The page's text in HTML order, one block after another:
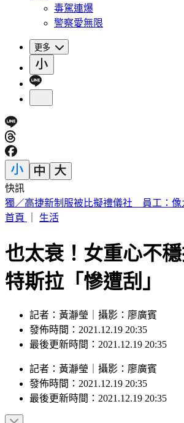
毒駕連爆
警察愛無限
更多
快訊
富婆砸錢當女主「強加60場吻戲」 男星
伸舌頭
也太衰！女重心不
特斯拉「慘遭刮」
記者：黃瀞瑩｜攝影：廖廣賓
發佈時間：2021.12.19 20:35
記者：黃瀞瑩｜ 攝影：廖廣賓
發佈時間：2021.12.19 20:35